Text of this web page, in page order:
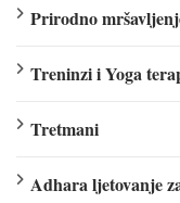
Prirodno
Treninzi i Yoga
Tretmani
Adhara ljetovanje